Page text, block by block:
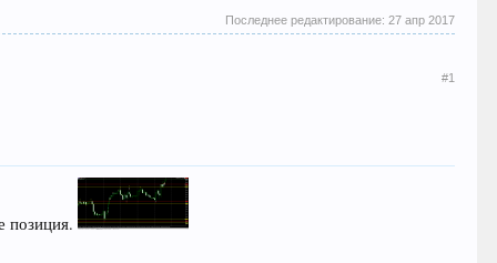
Последнее редактирование: 27 апр 2017
#1
позиция.